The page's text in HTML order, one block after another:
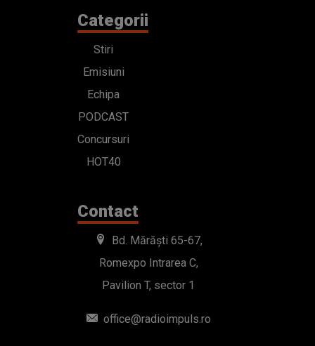
Categorii
Stiri
Emisiuni
Echipa
PODCAST
Concursuri
HOT40
Contact
Bd. Mărăști 65-67,
Romexpo Intrarea C,
Pavilion T, sector 1
office@radioimpuls.ro